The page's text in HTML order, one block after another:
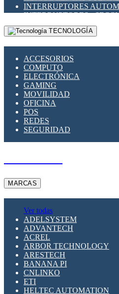
INTERRUPTORES
INTERRUPTORES -
FOTOVOLTÁICOS
MONTAJE PANEL SOLAR
SUPRESOR DE
APLICACIONES
TECNOLOGÍA
ACCESORIOS
COMPUTO
ELECTRÓNICA
GAMING
MOVILIDAD
OFICINA
POS
REDES
SEGURIDAD
MARCAS
Ver todas
ADELSYSTEM
ADVANTECH
ACREL
ARBOR TECHNOLOGY
ARESTECH
BANANA PI
CNLINKO
ETI
HELTEC AUTOMATION